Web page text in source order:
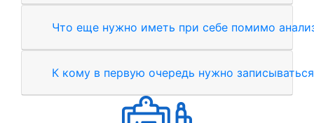
Что еще нужно иметь при себе помимо
К кому в первую очередь нужно